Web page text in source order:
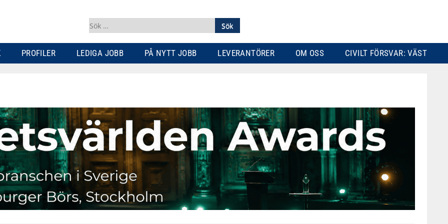
Sök
efter:
PROFILER LEDIGA JOBB PÅ NYTT JOBB LEVERANTÖRER OM OSS CIVILT FÖRSVAR: VÄST